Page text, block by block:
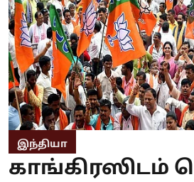
இந்தியா
காங்கிரஸிடம்